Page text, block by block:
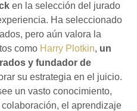
en la selección del jurado
Ha seleccionado
pero aún valora la
como Harry Plotkin, un
y fundador de
su estrategia en el juicio.
un vasto conocimiento,
el aprendizaje